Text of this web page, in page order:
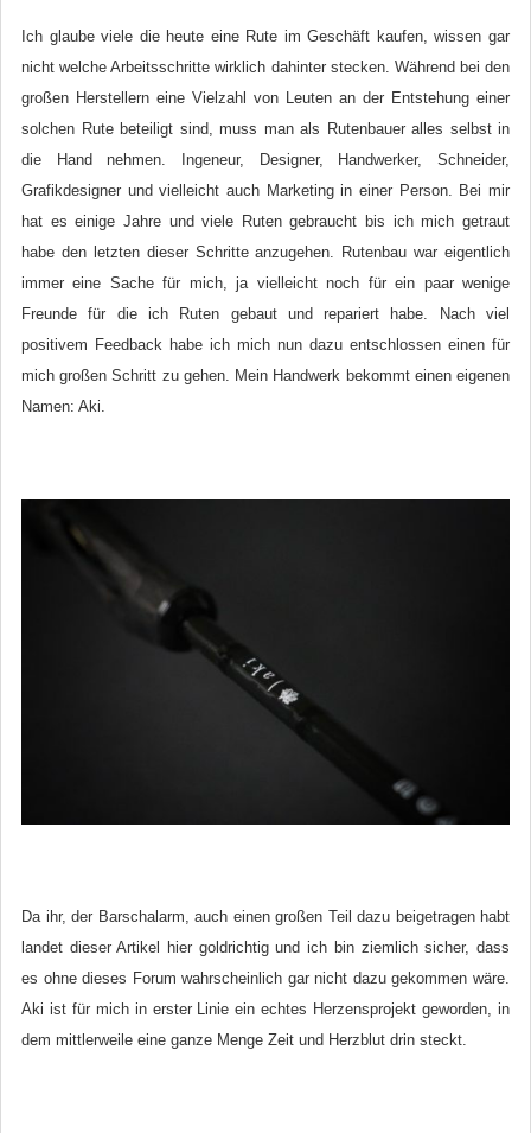
Ich glaube viele die heute eine Rute im Geschäft kaufen, wissen gar
nicht welche Arbeitsschritte wirklich dahinter stecken. Während bei den
großen Herstellern eine Vielzahl von Leuten an der Entstehung einer
solchen Rute beteiligt sind, muss man als Rutenbauer alles selbst in
die Hand nehmen. Ingeneur, Designer, Handwerker, Schneider,
Grafikdesigner und vielleicht auch Marketing in einer Person. Bei mir
hat es einige Jahre und viele Ruten gebraucht bis ich mich getraut
habe den letzten dieser Schritte anzugehen. Rutenbau war eigentlich
immer eine Sache für mich, ja vielleicht noch für ein paar wenige
Freunde für die ich Ruten gebaut und repariert habe. Nach viel
positivem Feedback habe ich mich nun dazu entschlossen einen für
mich großen Schritt zu gehen. Mein Handwerk bekommt einen eigenen
Namen: Aki.
Da ihr, der Barschalarm, auch einen großen Teil dazu beigetragen habt
landet dieser Artikel hier goldrichtig und ich bin ziemlich sicher, dass
es ohne dieses Forum wahrscheinlich gar nicht dazu gekommen wäre.
Aki ist für mich in erster Linie ein echtes Herzensprojekt geworden, in
dem mittlerweile eine ganze Menge Zeit und Herzblut drin steckt.